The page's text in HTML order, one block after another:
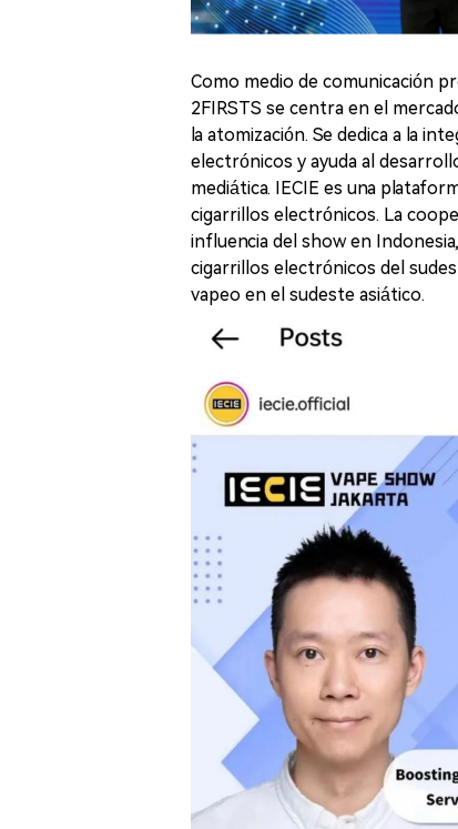
Como medio de comunicación
2FIRSTS se centra en el
la atomización. Se dedica a la
electrónicos y ayuda al
mediática. IECIE es una
cigarrillos electrónicos. La
influencia del show en
cigarrillos electrónicos del
vapeo en el sudeste asiático.